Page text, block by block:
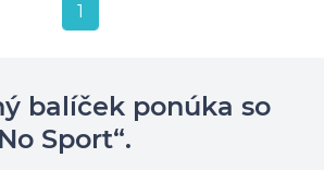
1
balíček ponúka so
Sport“.